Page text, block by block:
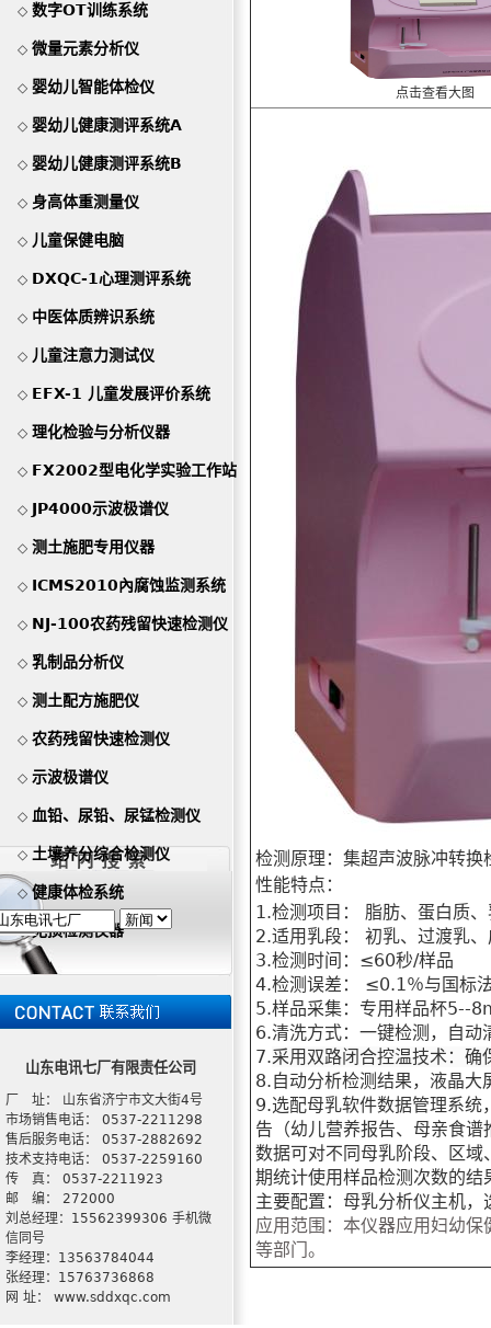
◇ 数字OT训练系统
◇ 微量元素分析仪
◇ 婴幼儿智能体检仪
◇ 婴幼儿健康测评系统A
◇ 婴幼儿健康测评系统B
◇ 身高体重测量仪
◇ 儿童保健电脑
◇ DXQC-1心理测评系统
◇ 中医体质辨识系统
◇ 儿童注意力测试仪
◇ EFX-1 儿童发展评价系统
◇ 理化检验与分析仪器
◇ FX2002型电化学实验工作站
◇ JP4000示波极谱仪
◇ 测土施肥专用仪器
◇ ICMS2010內腐蚀监测系统
◇ NJ-100农药残留快速检测仪
◇ 乳制品分析仪
◇ 测土配方施肥仪
◇ 农药残留快速检测仪
◇ 示波极谱仪
◇ 血铅、尿铅、尿锰检测仪
◇ 土壤养分综合检测仪
◇健康体检系统
◇无损检测仪器
山东电讯七厂有限责任公司
厂 址： 山东省济宁市文大街4号
市场销售电话： 0537-2211298
售后服务电话： 0537-2882692
技术支持电话： 0537-2259160
传 真： 0537-2211923
邮 编： 272000
刘总经理：15562399306 手机微
信同号
李经理：13563784044
张经理：15763736868
网 址： www.sddxqc.com
点击查看大图
检测原理：集超声波脉冲
性能特点：
1.检测项目： 脂肪、蛋白质
2.适用乳段： 初乳、过渡乳
3.检测时间：≤60秒/样品
4.检测误差： ≤0.1％与国标
5.样品采集：专用样品杯5--
6.清洗方式：一键检测，自动
7.采用双路闭合控温技术：确
8.自动分析检测结果，液晶
9.选配母乳软件数据管理系
告（幼儿营养报告、母亲食谱
数据可对不同母乳阶段、区
期统计使用样品检测次数的
主要配置 ：母乳分析仪主机
应用范围： 本仪器应用妇幼保
等部门。